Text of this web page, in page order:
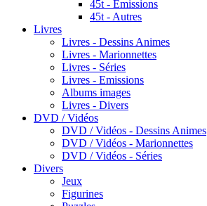
45t - Emissions
45t - Autres
Livres
Livres - Dessins Animes
Livres - Marionnettes
Livres - Séries
Livres - Emissions
Albums images
Livres - Divers
DVD / Vidéos
DVD / Vidéos - Dessins Animes
DVD / Vidéos - Marionnettes
DVD / Vidéos - Séries
Divers
Jeux
Figurines